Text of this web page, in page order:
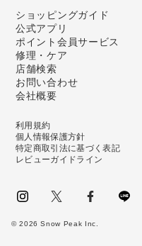
ショッピングガイド
公式アプリ
ポイント会員サービス
修理・ケア
店舗検索
お問い合わせ
会社概要
利用規約
個人情報保護方針
特定商取引法に基づく表記
レビューガイドライン
©2026 Snow Peak Inc.